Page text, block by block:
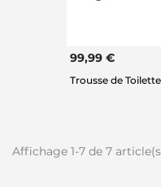
99,99 €
Trousse de
Affichage 1-7 de 7